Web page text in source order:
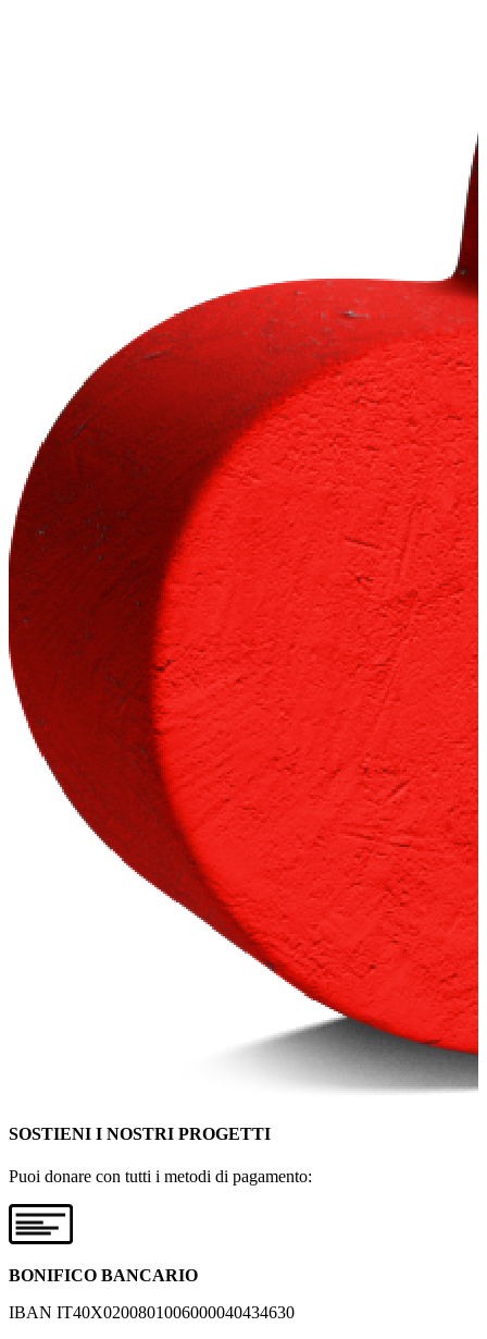
SOSTIENI I NOSTRI PROGETTI
Puoi donare con tutti i metodi di pagamento:
BONIFICO BANCARIO
IBAN IT40X0200801006000040434630